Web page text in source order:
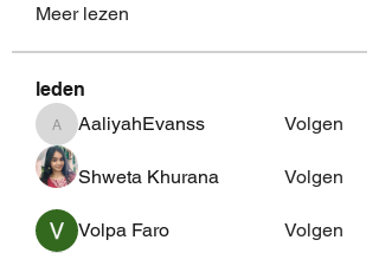
Meer lezen
leden
AaliyahEvanss
AaliyahEvanss Volgen
Shweta Khurana Volgen
Volpa Faro
Volgen